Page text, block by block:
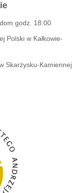
godz. 18:00
Polski w Kałkowie-
Skarżysku-Kamiennej